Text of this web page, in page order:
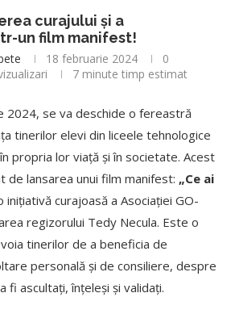
curajului și a
un film manifest!
18 februarie 2024
0
7 minute timp estimat
2024, se va deschide o fereastră
tinerilor elevi din liceele tehnologice
propria lor viață și în societate. Acest
de lansarea unui film manifest: „Ce ai
inițiativă curajoasă a Asociației GO-
regizorului Tedy Necula. Este o
tinerilor de a beneficia de
personală și de consiliere, despre
fi ascultați, înțeleși și validați.